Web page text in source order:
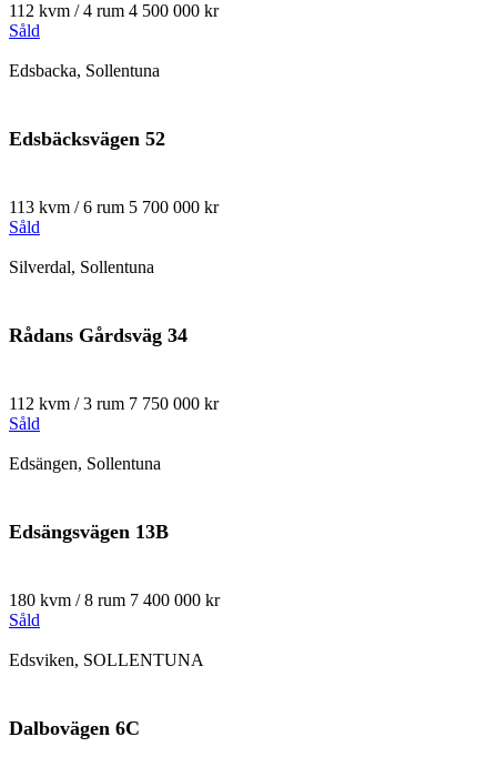
112 kvm / 4 rum 4 500 000 kr
Såld
Edsbacka, Sollentuna
Edsbäcksvägen 52
113 kvm / 6 rum 5 700 000 kr
Såld
Silverdal, Sollentuna
Rådans Gårdsväg 34
112 kvm / 3 rum 7 750 000 kr
Såld
Edsängen, Sollentuna
Edsängsvägen 13B
180 kvm / 8 rum 7 400 000 kr
Såld
Edsviken, SOLLENTUNA
Dalbovägen 6C